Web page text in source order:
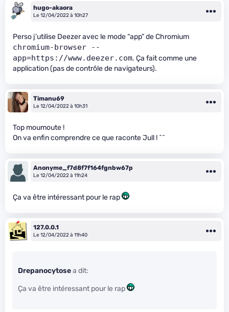
hugo-akaora
Le 12/04/2022 à 10h27
Perso j’utilise Deezer avec le mode “app” de Chromium
chromium-browser --
app=https://www.deezer.com. Ça fait comme une
application (pas de contrôle de navigateurs).
Timanu69
Le 12/04/2022 à 10h31
Top moumoute !
On va enfin comprendre ce que raconte Jull ! ^^
Anonyme_f7d8f7f164fgnbw67p
Le 12/04/2022 à 11h24
Ça va être intéressant pour le rap
127.0.0.1
Le 12/04/2022 à 11h40
Drepanocytosea dit:
Ça va être intéressant pour le rap